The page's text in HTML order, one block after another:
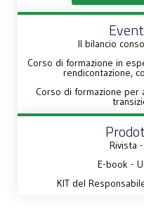
Il bilancio
Corso di formazione in
rendicontazione,
Corso di formazione per
Rivista
E-book -
KIT del